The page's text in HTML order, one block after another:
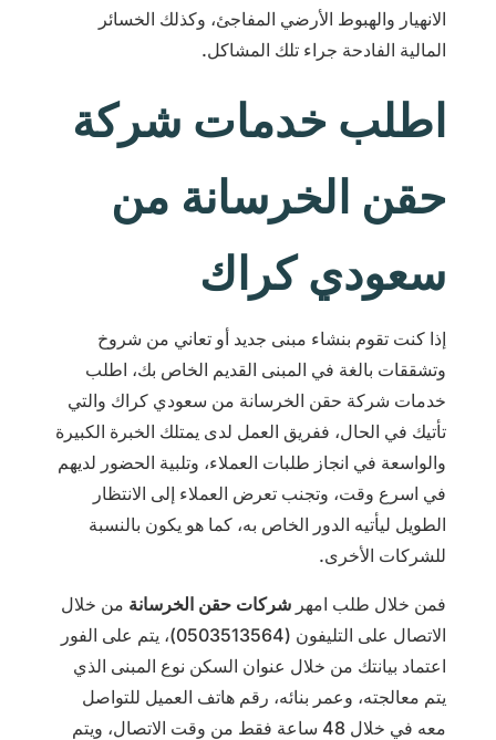
الانهيار والهبوط الأرضي المفاجئ، وكذلك الخسائر
المالية الفادحة جراء تلك المشاكل.
اطلب خدمات شركة
حقن الخرسانة من
سعودي كراك
إذا كنت تقوم بنشاء مبنى جديد أو تعاني من شروخ
وتشققات بالغة في المبنى القديم الخاص بك، اطلب
خدمات شركة حقن الخرسانة من سعودي كراك والتي
تأتيك في الحال، ففريق العمل لدى يمتلك الخبرة الكبيرة
والواسعة في انجاز طلبات العملاء، وتلبية الحضور لديهم
في اسرع وقت، وتجنب تعرض العملاء إلى الانتظار
الطويل ليأتيه الدور الخاص به، كما هو يكون بالنسبة
للشركات الأخرى.
فمن خلال طلب امهر شركات حقن الخرسانة من خلال
الاتصال على التليفون (0503513564)، يتم على الفور
اعتماد بيانتك من خلال عنوان السكن نوع المبنى الذي
يتم معالجته، وعمر بنائه، رقم هاتف العميل للتواصل
معه في خلال 48 ساعة فقط من وقت الاتصال، ويتم